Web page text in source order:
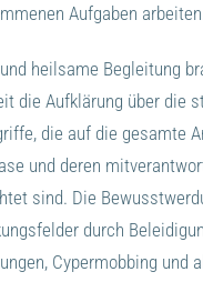
Aufgaben arbeiten.
heilsame Begleitung
die Aufklärung über die
die auf die gesamte
und deren
sind. Die
durch
Cypermobbing und